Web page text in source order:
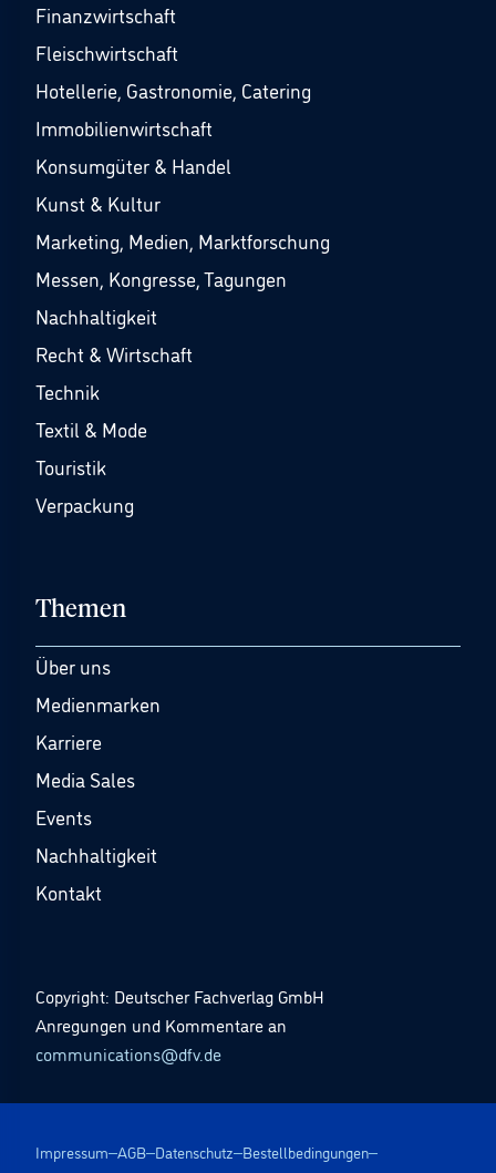
Finanzwirtschaft
Fleischwirtschaft
Hotellerie, Gastronomie, Catering
Immobilienwirtschaft
Konsumgüter & Handel
Kunst & Kultur
Marketing, Medien, Marktforschung
Messen, Kongresse, Tagungen
Nachhaltigkeit
Recht & Wirtschaft
Technik
Textil & Mode
Touristik
Verpackung
Themen
Über uns
Medienmarken
Karriere
Media Sales
Events
Nachhaltigkeit
Kontakt
Copyright: Deutscher Fachverlag GmbH
Anregungen und Kommentare an
communications@dfv.de
Impressum AGB Datenschutz Bestellbedingungen